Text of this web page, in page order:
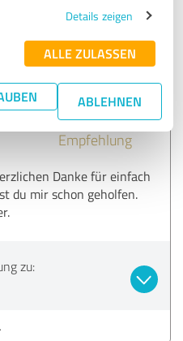
Details zeigen
ALLE ZULASSEN
ABLEHNEN
Empfehlung
Danke für einfach
du mir schon geholfen.
zu: